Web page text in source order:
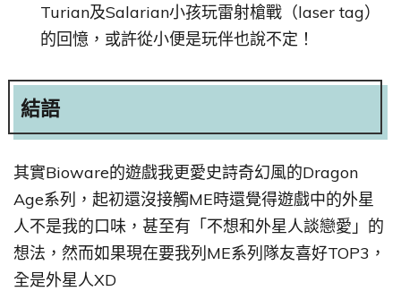
Turian及Salarian小孩玩雷射槍戰（laser tag）
的回憶，或許從小便是玩伴也說不定！
結語
其實Bioware的遊戲我更愛史詩奇幻風的Dragon
Age系列，起初還沒接觸ME時還覺得遊戲中的外星
人不是我的口味，甚至有「不想和外星人談戀愛」的
想法，然而如果現在要我列ME系列隊友喜好TOP3，
全是外星人XD